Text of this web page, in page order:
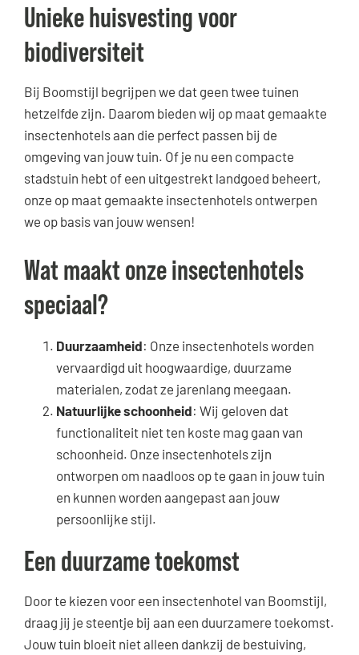
Unieke huisvesting voor
biodiversiteit
Bij Boomstijl begrijpen we dat geen twee tuinen
hetzelfde zijn. Daarom bieden wij op maat gemaakte
insectenhotels aan die perfect passen bij de
omgeving van jouw tuin. Of je nu een compacte
stadstuin hebt of een uitgestrekt landgoed beheert,
onze op maat gemaakte insectenhotels ontwerpen
we op basis van jouw wensen!
Wat maakt onze insectenhotels
speciaal?
Duurzaamheid: Onze insectenhotels worden
vervaardigd uit hoogwaardige, duurzame
materialen, zodat ze jarenlang meegaan.
Natuurlijke schoonheid: Wij geloven dat
functionaliteit niet ten koste mag gaan van
schoonheid. Onze insectenhotels zijn
ontworpen om naadloos op te gaan in jouw tuin
en kunnen worden aangepast aan jouw
persoonlijke stijl.
Een duurzame toekomst
Door te kiezen voor een insectenhotel van Boomstijl,
draag jij je steentje bij aan een duurzamere toekomst.
Jouw tuin bloeit niet alleen dankzij de bestuiving,